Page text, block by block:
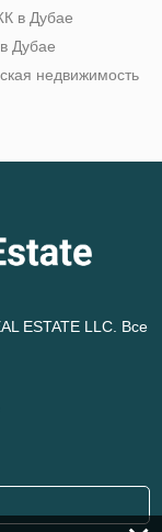
в Дубае
Дубае
недвижимость
ESTATE LLC. Все